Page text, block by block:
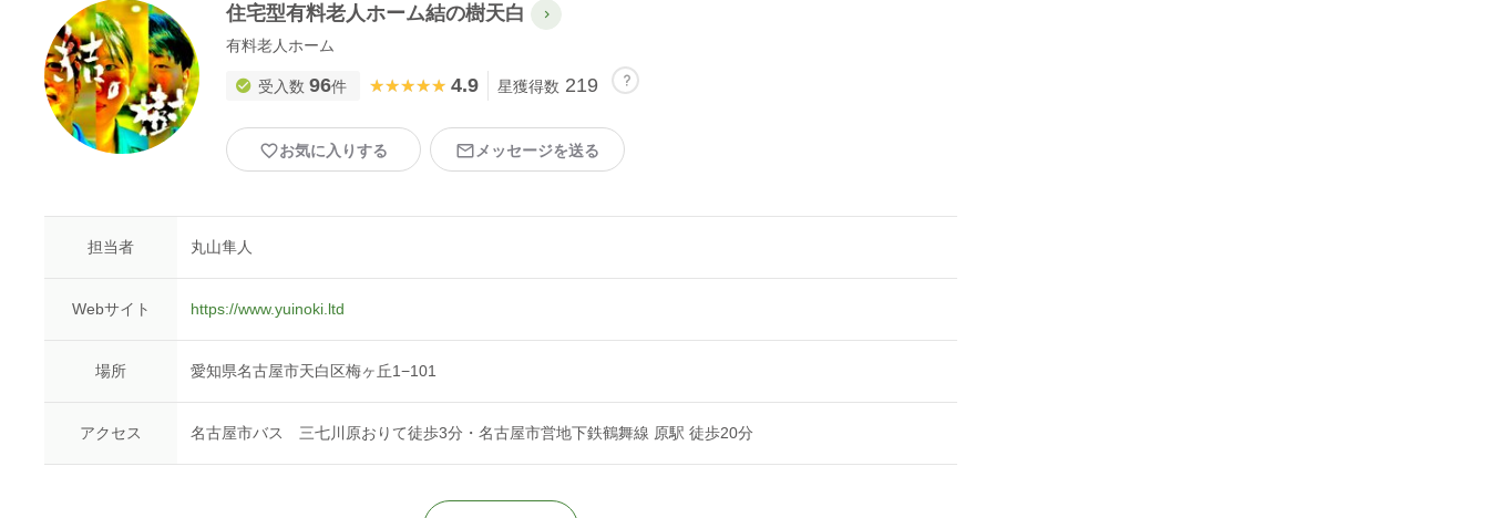
住宅型有料老人ホーム結の樹天白
有料老人ホーム
受入数 96件 ★★★★★
★★★★★ 4.9 星獲得数 219
お気に入りする メッセージを送る
担当者 丸山隼人
Webサイト https://www.yuinoki.ltd
場所 愛知県名古屋市天白区梅ヶ丘1−101
アクセス 名古屋市バス 三七川原おりて徒歩3分・名古屋市営地下鉄鶴舞線 原駅 徒歩20分